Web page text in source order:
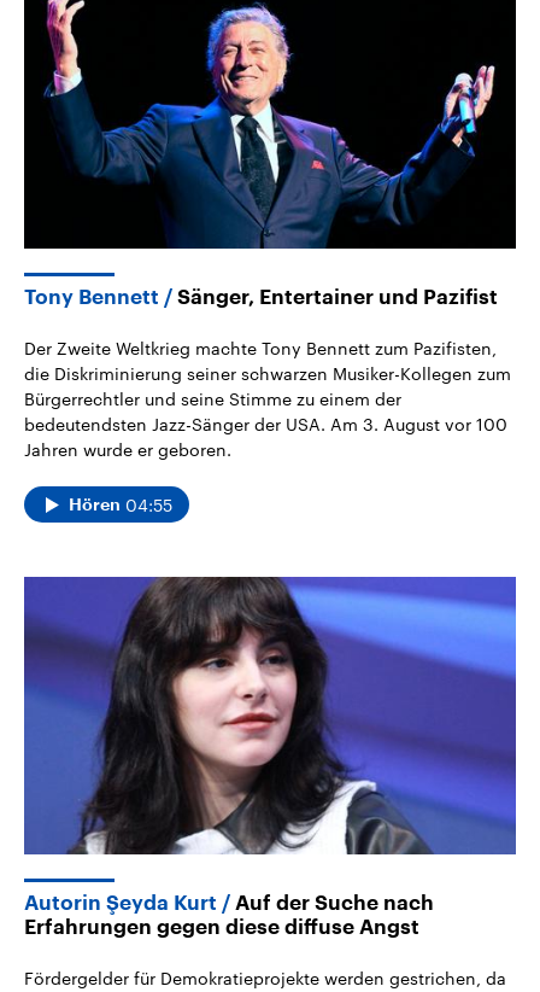
Tony Bennett Sänger, Entertainer und Pazifist
Der Zweite Weltkrieg machte Tony Bennett zum Pazifisten,
die Diskriminierung seiner schwarzen Musiker-Kollegen zum
Bürgerrechtler und seine Stimme zu einem der
bedeutendsten Jazz-Sänger der USA. Am 3. August vor 100
Jahren wurde er geboren.
Hören 04:55
Autorin Şeyda Kurt
Auf der Suche nach
Erfahrungen gegen diese diffuse Angst
Fördergelder für Demokratieprojekte werden gestrichen, da